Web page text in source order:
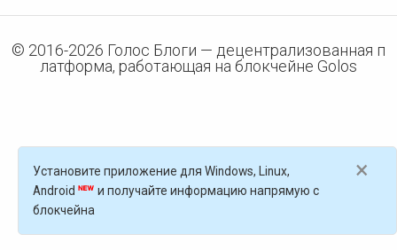
© 2016-2026 Голос Блоги — децентрализованная п
латформа, работающая на блокчейне Golos
×
Установите приложение для Windows, Linux,
Android
и получайте информацию напрямую с
блокчейна